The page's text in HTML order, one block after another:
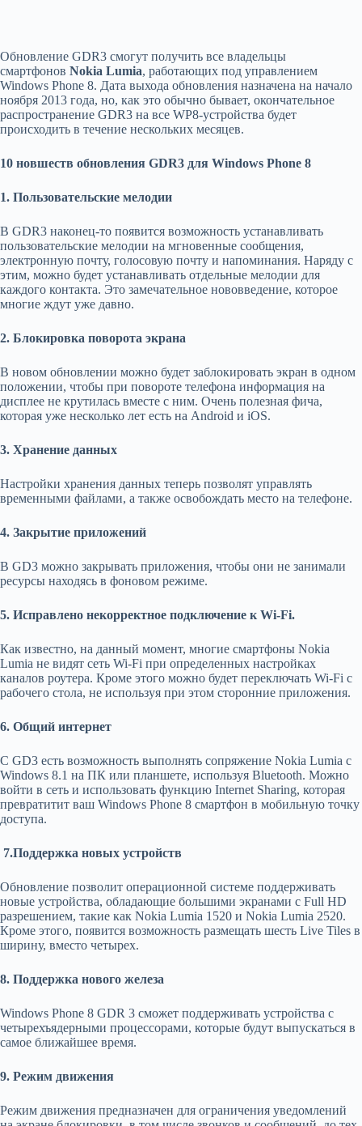
Обновление GDR3 смогут получить все владельцы
смартфонов Nokia Lumia, работающих под управлением
Windows Phone 8. Дата выхода обновления назначена на начало
ноября 2013 года, но, как это обычно бывает, окончательное
распространение GDR3 на все WP8-устройства будет
происходить в течение нескольких месяцев.
10 новшеств обновления GDR3 для Windows Phone 8
1. Пользовательские мелодии
В GDR3 наконец-то появится возможность устанавливать
пользовательские мелодии на мгновенные сообщения,
электронную почту, голосовую почту и напоминания. Наряду с
этим, можно будет устанавливать отдельные мелодии для
каждого контакта. Это замечательное нововведение, которое
многие ждут уже давно.
2. Блокировка поворота экрана
В новом обновлении можно будет заблокировать экран в одном
положении, чтобы при повороте телефона информация на
дисплее не крутилась вместе с ним. Очень полезная фича,
которая уже несколько лет есть на Android и iOS.
3. Хранение данных
Настройки хранения данных теперь позволят управлять
временными файлами, а также освобождать место на телефоне.
4. Закрытие приложений
В GD3 можно закрывать приложения, чтобы они не занимали
ресурсы находясь в фоновом режиме.
5. Исправлено некорректное подключение к Wi-Fi.
Как известно, на данный момент, многие смартфоны Nokia
Lumia не видят сеть Wi-Fi при определенных настройках
каналов роутера. Кроме этого можно будет переключать Wi-Fi с
рабочего стола, не используя при этом сторонние приложения.
6. Общий интернет
С GD3 есть возможность выполнять сопряжение Nokia Lumia с
Windows 8.1 на ПК или планшете, используя Bluetooth. Можно
войти в сеть и использовать функцию Internet Sharing, которая
превратитит ваш Windows Phone 8 смартфон в мобильную точку
доступа.
7.Поддержка новых устройств
Обновление позволит операционной системе поддерживать
новые устройства, обладающие большими экранами с Full HD
разрешением, такие как Nokia Lumia 1520 и Nokia Lumia 2520.
Кроме этого, появится возможность размещать шесть Live Tiles в
ширину, вместо четырех.
8. Поддержка нового железа
Windows Phone 8 GDR 3 сможет поддерживать устройства с
четырехъядерными процессорами, которые будут выпускаться в
самое ближайшее время.
9. Режим движения
Режим движения предназначен для ограничения уведомлений